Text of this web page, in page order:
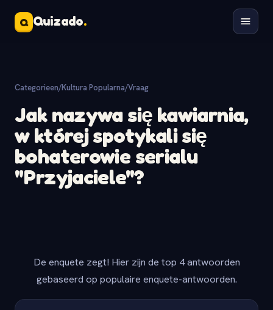
Q Quizado.
Categorieen/Kultura Popularna/Vraag
Jak nazywa się kawiarnia,
w której spotykali się
bohaterowie serialu
"Przyjaciele"?
De enquete zegt! Hier zijn de top 4 antwoorden
gebaseerd op populaire enquete-antwoorden.